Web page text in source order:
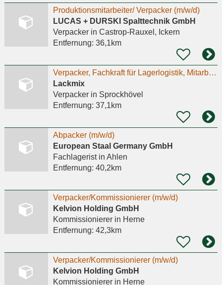
Produktionsmitarbeiter/ Verpacker (m/w/d)
LUCAS + DURSKI Spalttechnik GmbH
Verpackerin Castrop-Rauxel, Ickern
Entfernung: 36,1km
Verpacker, Fachkraft für Lagerlogistik, Mitarbeiter in Produktion. Minijob, Teilzeit, Vollzeit.
Lackmix
Verpackerin Sprockhövel
Entfernung: 37,1km
Abpacker (m/w/d)
European Staal Germany GmbH
Fachlageristin Ahlen
Entfernung: 40,2km
Verpacker/Kommissionierer (m/w/d)
Kelvion Holding GmbH
Kommissioniererin Herne
Entfernung: 42,3km
Verpacker/Kommissionierer (m/w/d)
Kelvion Holding GmbH
Kommissioniererin Herne